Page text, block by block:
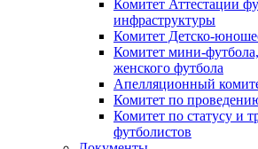
Комитет Аттестации
инфраструктуры
Комитет Детско-
Комитет мини-
женского футбола
Апелляционный
Комитет по
Комитет по статусу и
футболистов